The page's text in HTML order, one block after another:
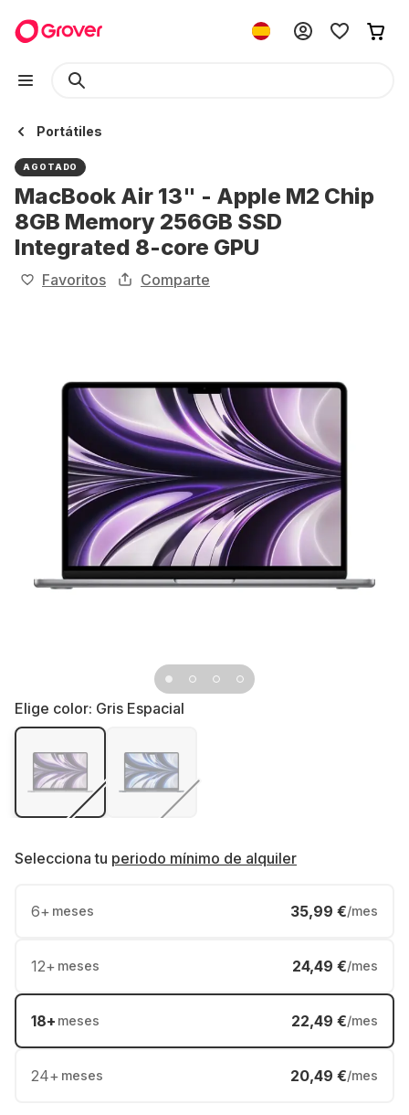
Portátiles
AGOTADO
MacBook Air 13" - Apple M2 Chip
8GB Memory 256GB SSD
Integrated 8-core GPU
Favoritos Comparte
Elige color: Gris Espacial
Selecciona tu periodo mínimo de alquiler
6+ meses 35,99 €/mes
12+ meses 24,49 €/mes
18+ meses 22,49 €/mes
24+ meses 20,49 €/mes